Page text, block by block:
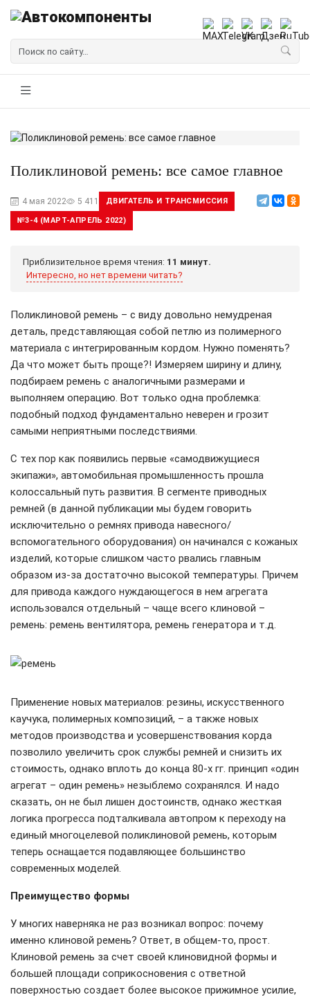
Поликлиновой ремень: все самое главное
4 мая 2022 5 411 ДВИГАТЕЛЬ И ТРАНСМИССИЯ
№3-4 (МАРТ-АПРЕЛЬ 2022)
Приблизительное время чтения: 11 минут.
Интересно, но нет времени читать?
Поликлиновой ремень – с виду довольно немудреная
деталь, представляющая собой петлю из полимерного
материала с интегрированным кордом. Нужно поменять?
Да что может быть проще?! Измеряем ширину и длину,
подбираем ремень с аналогичными размерами и
выполняем операцию. Вот только одна проблемка:
подобный подход фундаментально неверен и грозит
самыми неприятными последствиями.
С тех пор как появились первые «самодвижущиеся
экипажи», автомобильная промышленность прошла
колоссальный путь развития. В сегменте приводных
ремней (в данной публикации мы будем говорить
исключительно о ремнях привода навесного/
вспомогательного оборудования) он начинался с кожаных
изделий, которые слишком часто рвались главным
образом из-за достаточно высокой температуры. Причем
для привода каждого нуждающегося в нем агрегата
использовался отдельный – чаще всего клиновой –
ремень: ремень вентилятора, ремень генератора и т.д.
Применение новых материалов: резины, искусственного
каучука, полимерных композиций, – а также новых
методов производства и усовершенствования корда
позволило увеличить срок службы ремней и снизить их
стоимость, однако вплоть до конца 80-х гг. принцип «один
агрегат – один ремень» незыблемо сохранялся. И надо
сказать, он не был лишен достоинств, однако жесткая
логика прогресса подталкивала автопром к переходу на
единый многоцелевой поликлиновой ремень, которым
теперь оснащается подавляющее большинство
современных моделей.
Преимущество формы
У многих наверняка не раз возникал вопрос: почему
именно клиновой ремень? Ответ, в общем-то, прост.
Клиновой ремень за счет своей клиновидной формы и
большей площади соприкосновения с ответной
поверхностью создает более высокое прижимное усилие,